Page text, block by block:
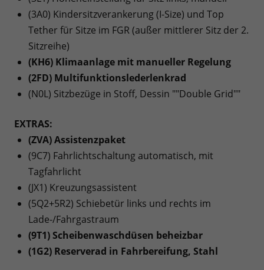
(3A0) Kindersitzverankerung (I-Size) und Top
Tether für Sitze im FGR (außer mittlerer Sitz der 2.
Sitzreihe)
(KH6) Klimaanlage mit manueller Regelung
(2FD) Multifunktionslederlenkrad
(N0L) Sitzbezüge in Stoff, Dessin ""Double Grid""
EXTRAS:
(ZVA) Assistenzpaket
(9C7) Fahrlichtschaltung automatisch, mit
Tagfahrlicht
(JX1) Kreuzungsassistent
(5Q2+5R2) Schiebetür links und rechts im
Lade-/Fahrgastraum
(9T1) Scheibenwaschdüsen beheizbar
(1G2) Reserverad in Fahrbereifung, Stahl